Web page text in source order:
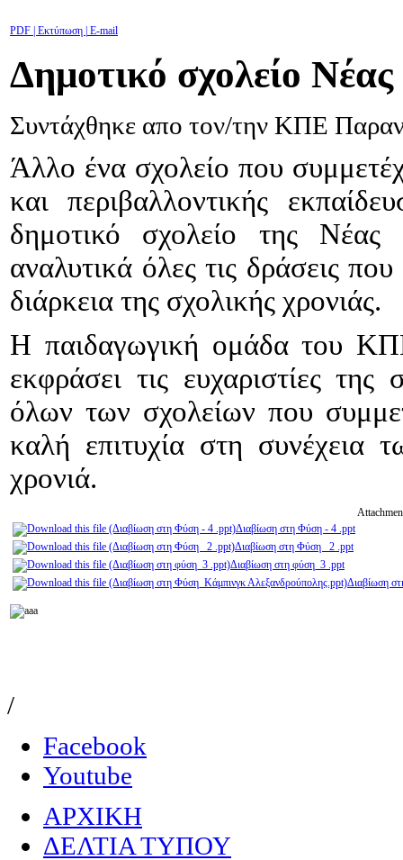
PDF | Εκτύπωση | E-mail
Δημοτικό σχολείο
Συντάχθηκε απο τον/την ΚΠΕ
Άλλο ένα σχολείο που
και περιβαλλοντικής
δημοτικό σχολείο της
αναλυτικά όλες τις δράσεις
διάρκεια της σχολικής χρονιάς.
Η παιδαγωγική ομάδα του
εκφράσει τις ευχαριστίες της
όλων των σχολείων που
καλή επιτυχία στη συνέχεια
χρονιά.
Διαβίωση στη Φύση - 4 .ppt
Διαβίωση στη Φύση _2 .ppt
Διαβίωση στη φύση_3 .ppt
Διαβίωση
/
Facebook
Youtube
ΑΡΧΙΚΗ
ΔΕΛΤΙΑ ΤΥΠΟΥ